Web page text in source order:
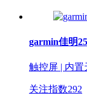
garmin佳明
触控屏 | 内置
关注指数292